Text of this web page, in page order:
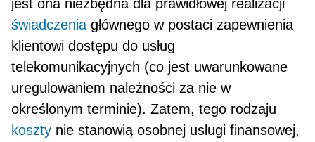
jest ona niezbędna dla prawidłowej realizacji
świadczenia głównego w po­staci zapewnienia
klientowi dostępu do usług
telekomunikacyjnych (co jest uwarunkowane
uregulowa­niem należności za nie w
określonym terminie). Zatem, tego rodzaju
koszty nie stanowią osobnej usługi finansowej,